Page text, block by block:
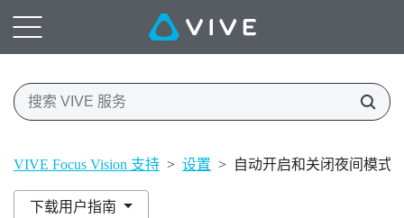
VIVE Focus Vision 支持 > 设置 > 自动开启和关闭夜间模式
下载用户指南